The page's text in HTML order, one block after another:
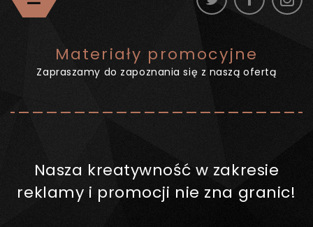
Materiały promocyjne
Zapraszamy do zapoznania się z naszą ofertą
Nasza kreatywność w zakresie
reklamy i promocji nie zna granic!